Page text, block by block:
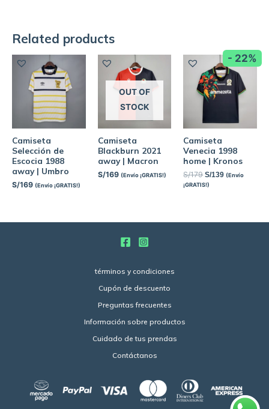
Related products
Camiseta
Selección de
Escocia 1988
away | Umbro
S/169 (Envío ¡GRATIS!)
OUT OF
STOCK
Camiseta
Blackburn 2021
away | Macron
S/169 (Envío ¡GRATIS!)
- 22%
Camiseta
Venecia 1998
home | Kronos
S/179 S/139 (Envío
¡GRATIS!)
términos y condiciones
Cupón de descuento
Preguntas frecuentes
Información sobre productos
Cuidado de tus prendas
Contáctanos